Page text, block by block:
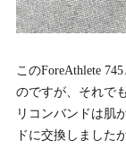
このForeAthlete
のですが、それで
リコンバンドは肌
ドに交換しました